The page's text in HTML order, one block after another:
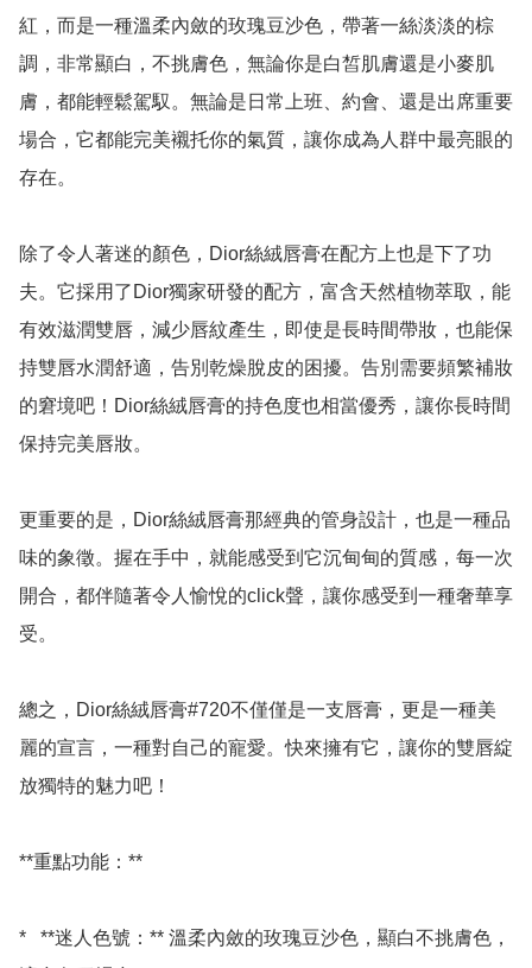
紅，而是一種溫柔內斂的玫瑰豆沙色，帶著一絲淡淡的棕
調，非常顯白，不挑膚色，無論你是白皙肌膚還是小麥肌
膚，都能輕鬆駕馭。無論是日常上班、約會、還是出席重要
場合，它都能完美襯托你的氣質，讓你成為人群中最亮眼的
存在。
除了令人著迷的顏色，Dior絲絨唇膏在配方上也是下了功
夫。它採用了Dior獨家研發的配方，富含天然植物萃取，能
有效滋潤雙唇，減少唇紋產生，即使是長時間帶妝，也能保
持雙唇水潤舒適，告別乾燥脫皮的困擾。告別需要頻繁補妝
的窘境吧！Dior絲絨唇膏的持色度也相當優秀，讓你長時間
保持完美唇妝。
更重要的是，Dior絲絨唇膏那經典的管身設計，也是一種品
味的象徵。握在手中，就能感受到它沉甸甸的質感，每一次
開合，都伴隨著令人愉悅的click聲，讓你感受到一種奢華享
受。
總之，Dior絲絨唇膏#720不僅僅是一支唇膏，更是一種美
麗的宣言，一種對自己的寵愛。快來擁有它，讓你的雙唇綻
放獨特的魅力吧！
**重點功能：**
*   **迷人色號：** 溫柔內斂的玫瑰豆沙色，顯白不挑膚色，